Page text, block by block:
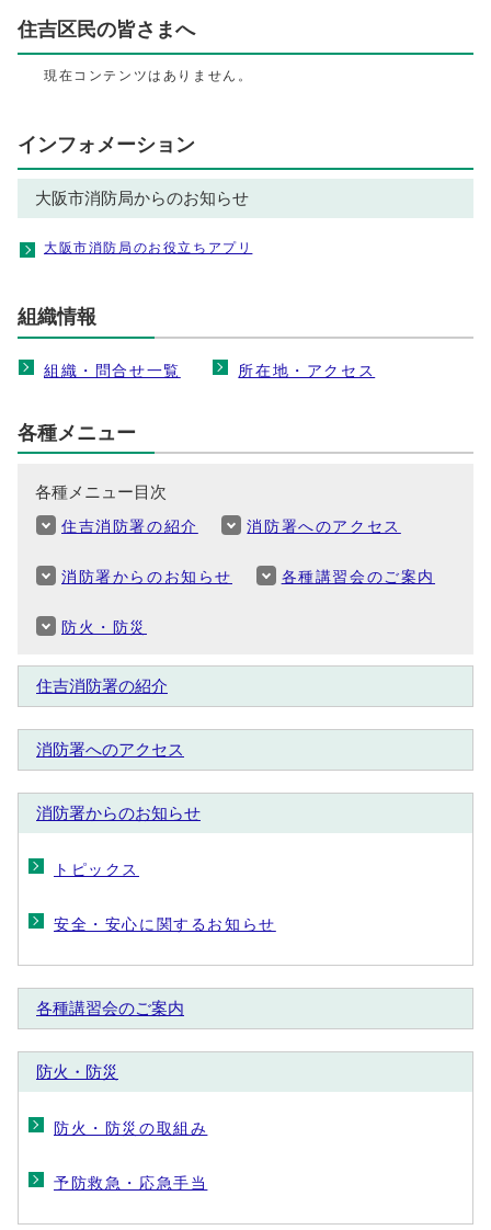
住吉区民の皆さまへ
現在コンテンツはありません。
インフォメーション
大阪市消防局からのお知らせ
大阪市消防局のお役立ちアプリ
組織情報
組織・問合せ一覧 所在地・アクセス
各種メニュー
各種メニュー目次
住吉消防署の紹介
消防署へのアクセス
消防署からのお知らせ 各種講習会のご案内
防火・防災
住吉消防署の紹介
消防署へのアクセス
消防署からのお知らせ
トピックス
安全・安心に関するお知らせ
各種講習会のご案内
防火・防災
防火・防災の取組み
予防救急・応急手当